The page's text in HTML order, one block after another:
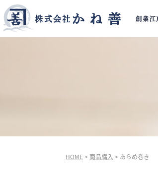
株式会社 かね善 創業
HOME > 商品購入 > あらめ巻き